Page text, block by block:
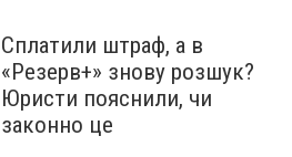
Сплатили штраф, а в
«Резерв+» знову розшук?
Юристи пояснили, чи
законно це